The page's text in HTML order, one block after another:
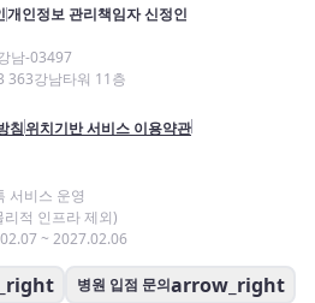
개인정보 관리책임자 신정인
남-03497
363강남타워 11층
침위치기반 서비스 이용약관
서비스 운영
적 인프라 제외)
~ 2027.02.06
병원 입점 문의arrow_right